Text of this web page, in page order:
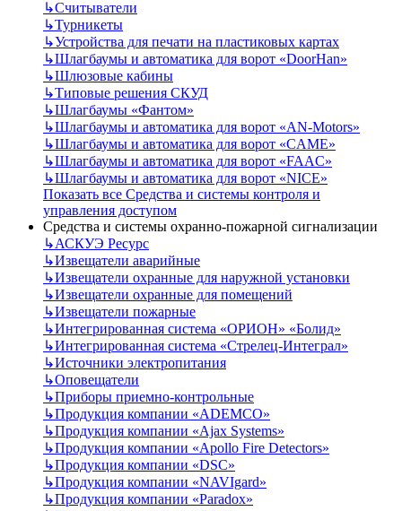
↳Считыватели
↳Турникеты
↳Устройства для печати на пластиковых картах
↳Шлагбаумы и автоматика для ворот «DoorHan»
↳Шлюзовые кабины
↳Типовые решения СКУД
↳Шлагбаумы «Фантом»
↳Шлагбаумы и автоматика для ворот «AN-Motors»
↳Шлагбаумы и автоматика для ворот «CAME»
↳Шлагбаумы и автоматика для ворот «FAAC»
↳Шлагбаумы и автоматика для ворот «NICE»
Показать все Средства и системы контроля и
управления доступом
Средства и системы охранно-пожарной сигнализации
↳АСКУЭ Ресурс
↳Извещатели аварийные
↳Извещатели охранные для наружной установки
↳Извещатели охранные для помещений
↳Извещатели пожарные
↳Интегрированная система «ОРИОН» «Болид»
↳Интегрированная система «Стрелец-Интеграл»
↳Источники электропитания
↳Оповещатели
↳Приборы приемно-контрольные
↳Продукция компании «ADEMCO»
↳Продукция компании «Ajax Systems»
↳Продукция компании «Apollo Fire Detectors»
↳Продукция компании «DSC»
↳Продукция компании «NAVIgard»
↳Продукция компании «Paradox»